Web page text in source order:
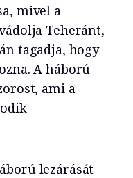
mivel a
Teheránt,
tagadja, hogy
A háború
ami a
lezárását